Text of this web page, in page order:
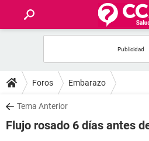
FOROS
SALUD
FAMILIA
Foros Embarazo
Tema Anterior
Flujo rosado 6 días antes